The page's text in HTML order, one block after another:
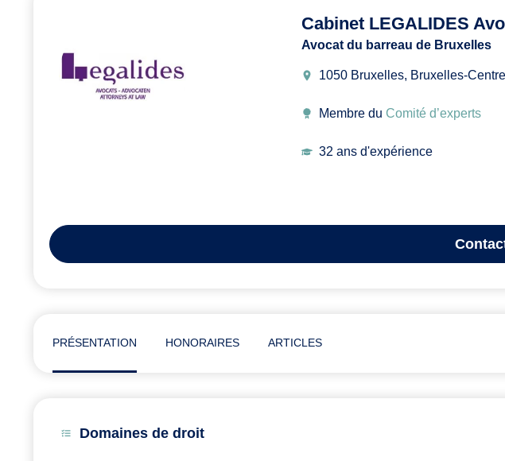
Cabinet LEGALIDES
Avocat du barreau de Bruxelles
1050 Bruxelles, Bruxelles-Centre
Membre du Comité d’experts
32 ans d'expérience
PRÉSENTATION HONORAIRES ARTICLES
Domaines de droit